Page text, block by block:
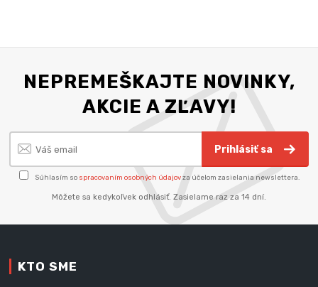
NEPREMEŠKAJTE NOVINKY,
AKCIE A ZĽAVY!
Prihlásiť sa
Súhlasím so spracovaním osobných údajovza účelom zasielania newslettera.
Môžete sa kedykoľvek odhlásiť. Zasielame raz za 14 dní.
KTO SME